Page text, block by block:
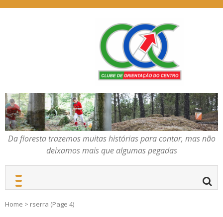
COC – CLUBE DE
ORIENTAÇÃO DO
CENTRO
Da floresta trazemos
muitas histórias para
contar, mas não deixamos
mais que algumas
pegadas
Da floresta trazemos muitas histórias para contar, mas não
deixamos mais que algumas pegadas
Home > rserra (Page 4)